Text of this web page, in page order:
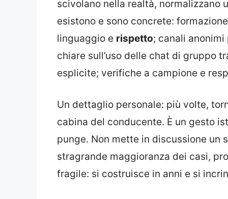
scivolano nella realtà, normalizzano
esistono e sono concrete:
linguaggio e rispetto; canali
chiare sull’uso delle chat di gruppo
esplicite; verifiche a campione e
Un dettaglio personale: più volte,
cabina del conducente. È un gesto
punge. Non mette in discussione un
stragrande maggioranza dei casi,
fragile: si costruisce in anni e si